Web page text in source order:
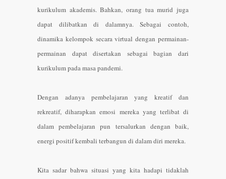
kurikulum akademis. Bahkan, orang tua murid juga
dapat dilibatkan di dalamnya. Sebagai contoh,
dinamika kelompok secara virtual dengan permainan-
permainan dapat disertakan sebagai bagian dari
kurikulum pada masa pandemi.
Dengan adanya pembelajaran yang kreatif dan
rekreatif, diharapkan emosi mereka yang terlibat di
dalam pembelajaran pun tersalurkan dengan baik,
energi positif kembali terbangun di dalam diri mereka.
Kita sadar bahwa situasi yang kita hadapi tidaklah